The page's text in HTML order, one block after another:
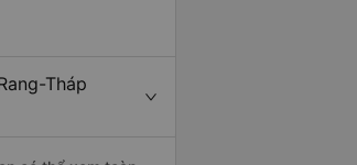
Tháp